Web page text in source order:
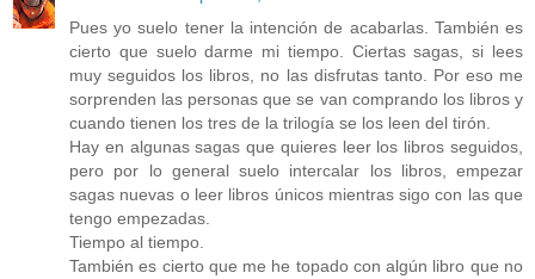
Pues yo suelo tener la intención de acabarlas. También es
cierto que suelo darme mi tiempo. Ciertas sagas, si lees
muy seguidos los libros, no las disfrutas tanto. Por eso me
sorprenden las personas que se van comprando los libros y
cuando tienen los tres de la trilogía se los leen del tirón.
Hay en algunas sagas que quieres leer los libros seguidos,
pero por lo general suelo intercalar los libros, empezar
sagas nuevas o leer libros únicos mientras sigo con las que
tengo empezadas.
Tiempo al tiempo.
También es cierto que me he topado con algún libro que no